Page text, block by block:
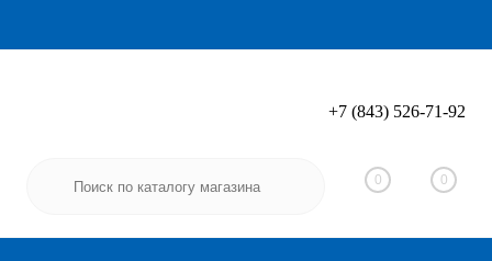
Вход Регистрация
+7 (843) 526-71-92
0 0